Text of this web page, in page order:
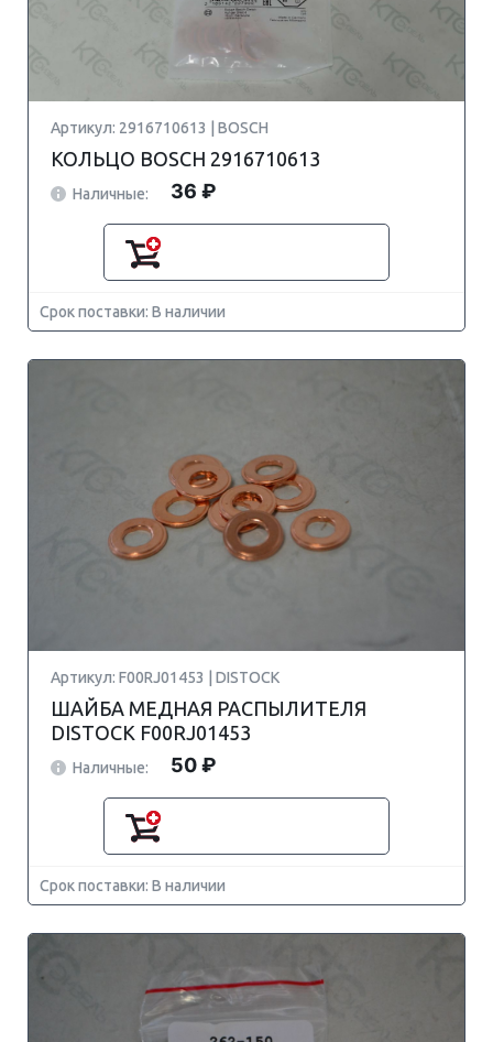
Артикул: 2916710613 | BOSCH
КОЛЬЦО BOSCH 2916710613
Наличные: 36 ₽
Срок поставки: В наличии
Артикул: F00RJ01453 | DISTOCK
ШАЙБА МЕДНАЯ РАСПЫЛИТЕЛЯ
DISTOCK F00RJ01453
Наличные: 50 ₽
Срок поставки: В наличии